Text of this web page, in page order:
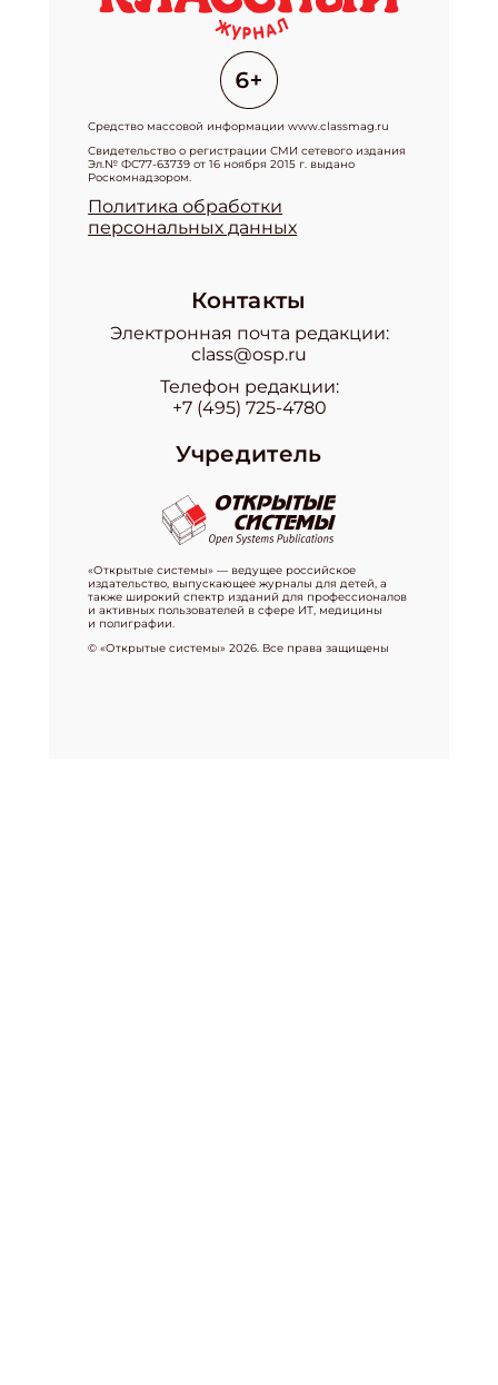
Средство массовой информации www.classmag.ru
Свидетельство о регистрации СМИ сетевого издания
Эл.№ ФС77-63739 от 16 ноября 2015 г. выдано
Роскомнадзором.
Политика обработки
персональных данных
Контакты
Электронная почта редакции:
class@osp.ru
Телефон редакции:
+7 (495) 725-4780
Учредитель
«Открытые системы» — ведущее российское
издательство, выпускающее журналы для детей, а
также широкий спектр изданий для профессионалов
и активных пользователей в сфере ИТ, медицины
и полиграфии.
© «Открытые системы» 2026. Все права защищены